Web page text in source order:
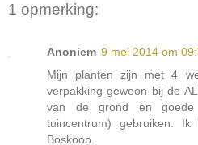
1 opmerking:
Anoniem 9 mei 2014 om
Mijn planten zijn met 4
verpakking gewoon bij de
van de grond en goede
tuincentrum) gebruiken.
Boskoop.